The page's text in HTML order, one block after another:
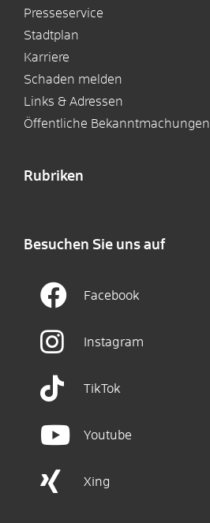
Presseservice
Stadtplan
Karriere
Schaden melden
Links & Adressen
Öffentliche Bekanntmachungen
Rubriken
Besuchen Sie uns auf
Facebook
Instagram
TikTok
Youtube
Xing